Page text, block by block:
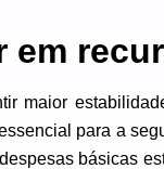
em
maior
para a
básicas